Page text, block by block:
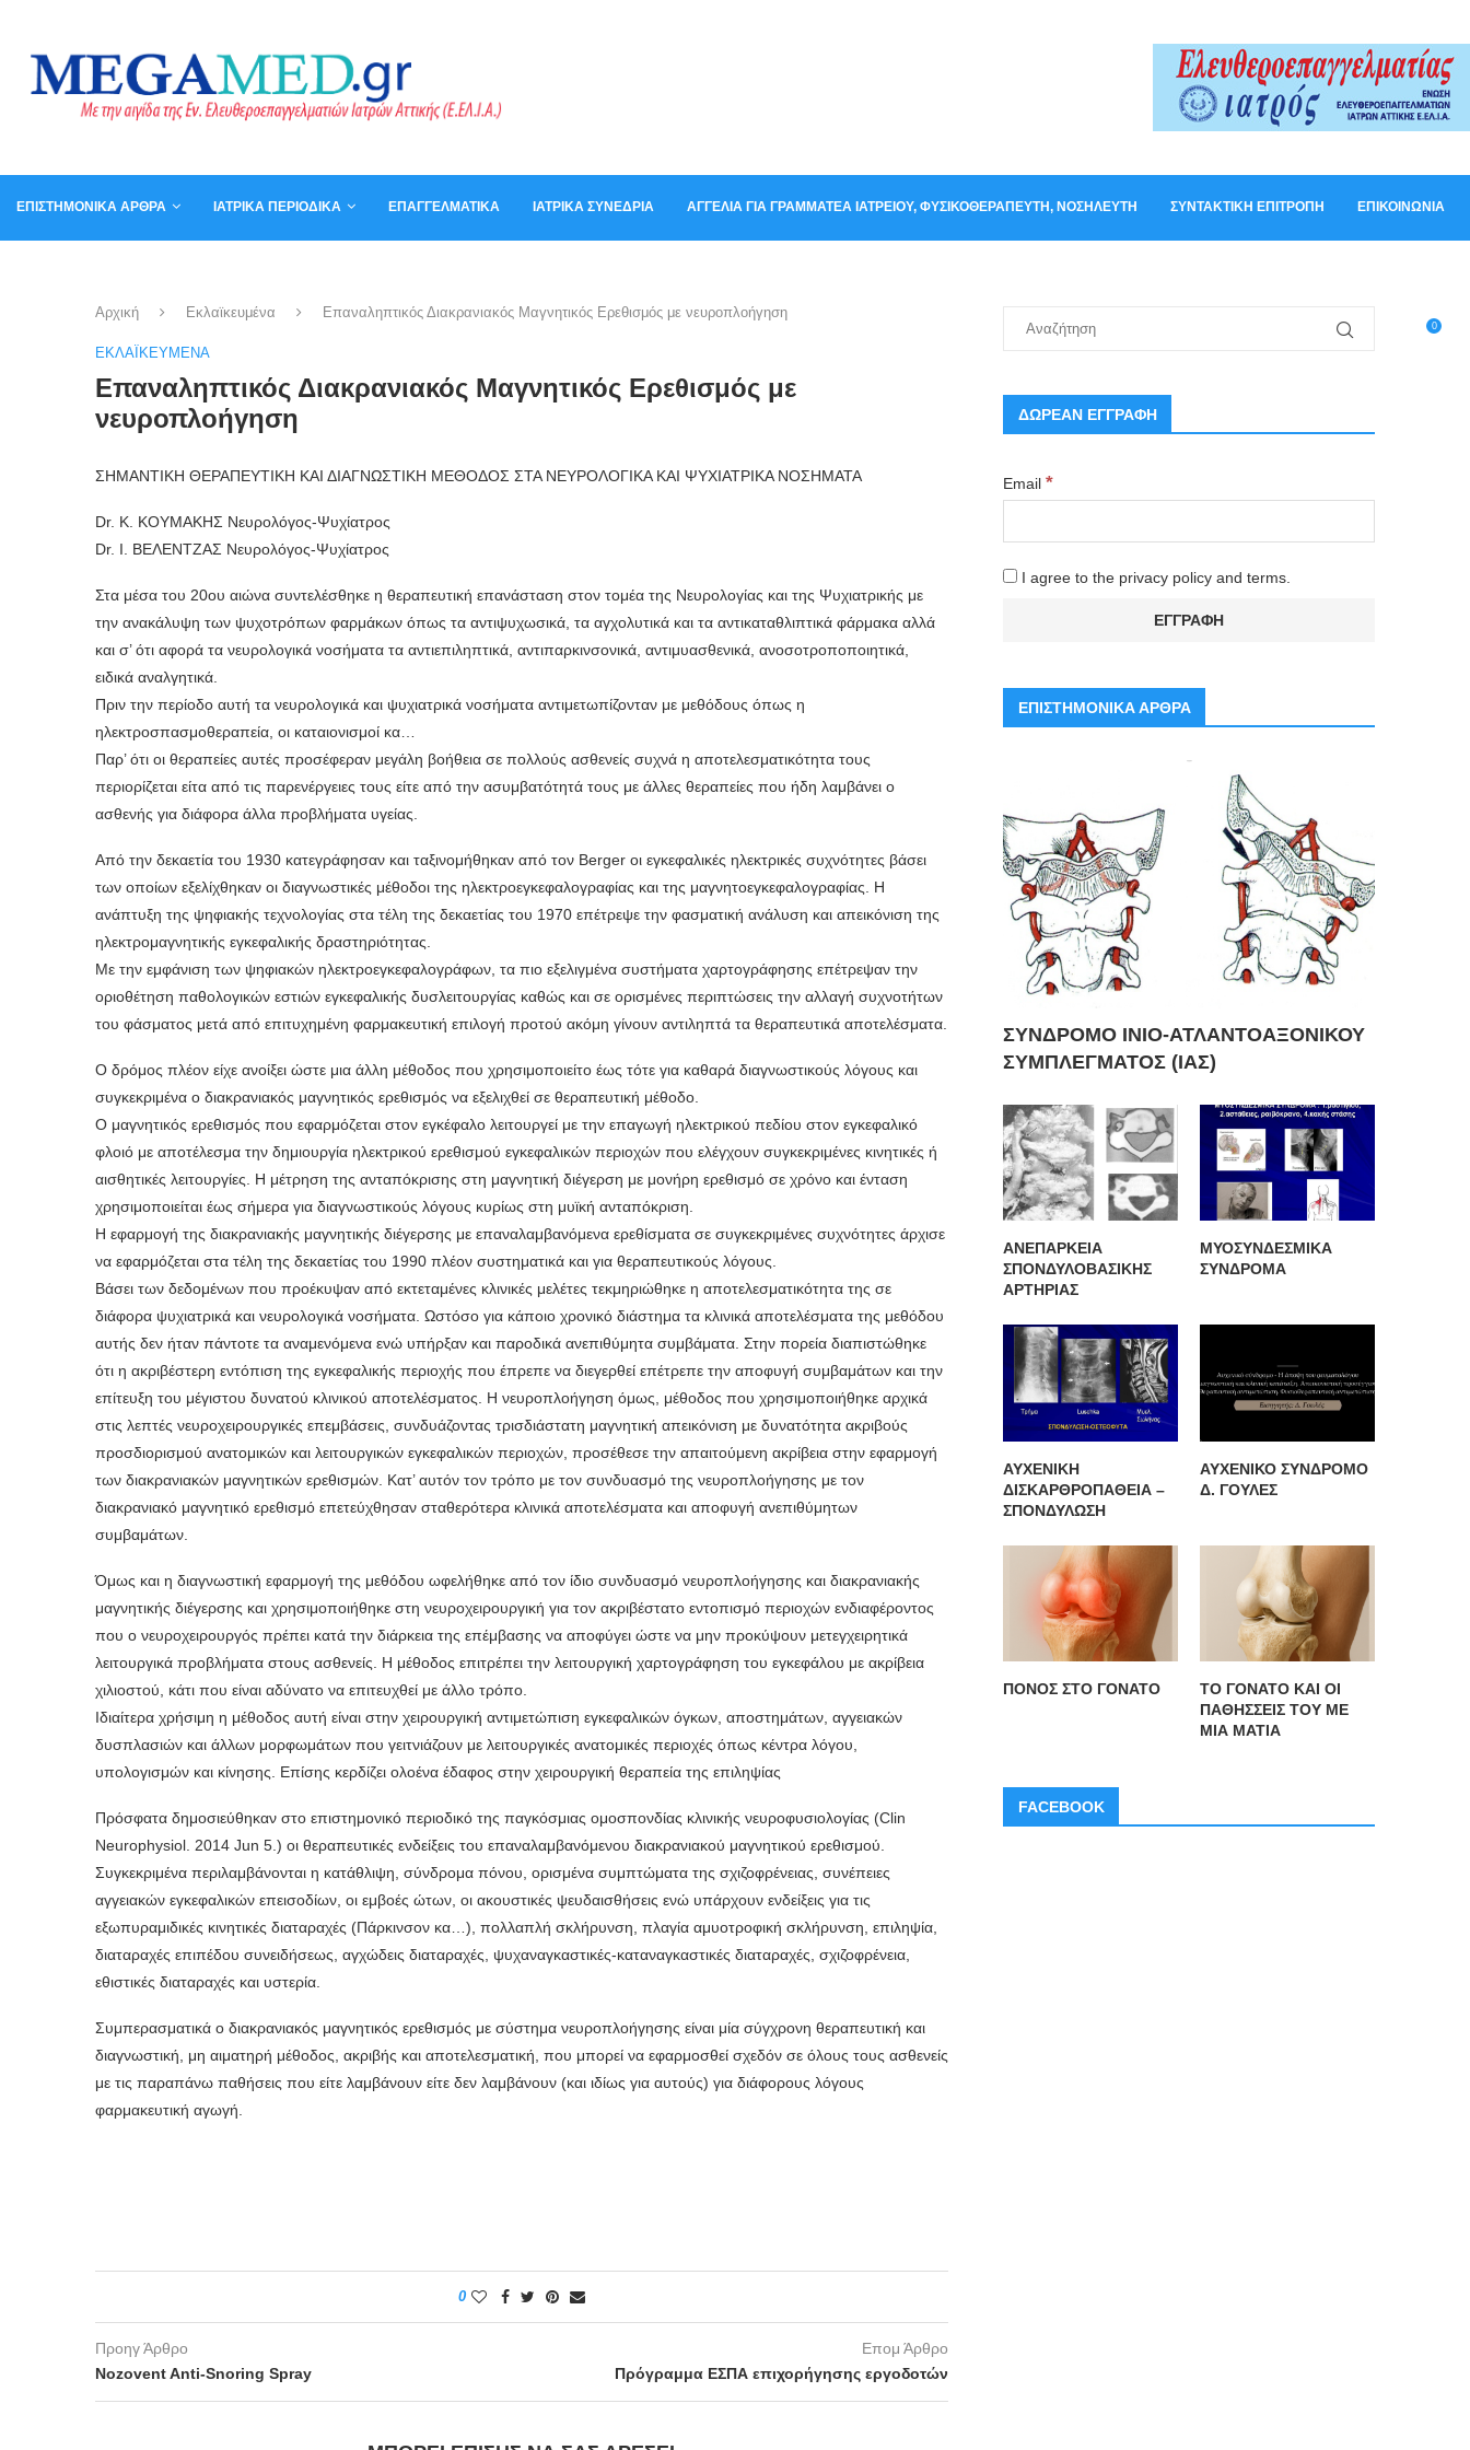
ΕΠΙΣΤΗΜΟΝΙΚΆ ΆΡΘΡΑ ΙΑΤΡΙΚΆ ΠΕΡΙΟΔΙΚΆ ΕΠΑΓΓΕΛΜΑΤΙΚΆ ΙΑΤΡΙΚΆ ΣΥΝΈΔΡΙΑ ΑΓΓΕΛΊΑ ΓΙΑ ΓΡΑΜΜΑΤΈΑ ΙΑΤΡΕΊΟΥ, ΦΥΣΙΚΟΘΕΡΑΠΕΥΤΉ, ΝΟΣΗΛΕΥΤΉ ΣΥΝΤΑΚΤΙΚΉ ΕΠΙΤΡΟΠΉ ΕΠΙΚΟΙΝΩΝΊΑ
0
Αρχική Εκλαϊκευμένα Επαναληπτικός Διακρανιακός Μαγνητικός Ερεθισμός με νευροπλοήγηση
ΕΚΛΑΪΚΕΥΜΈΝΑ
Επαναληπτικός Διακρανιακός Μαγνητικός Ερεθισμός με
νευροπλοήγηση
ΣΗΜΑΝΤΙΚΗ ΘΕΡΑΠΕΥΤΙΚΗ ΚΑΙ ΔΙΑΓΝΩΣΤΙΚΗ ΜΕΘΟΔΟΣ ΣΤΑ ΝΕΥΡΟΛΟΓΙΚΑ ΚΑΙ ΨΥΧΙΑΤΡΙΚΑ ΝΟΣΗΜΑΤΑ
Dr. Κ. ΚΟΥΜΑΚΗΣ Νευρολόγος-Ψυχίατρος
Dr. Ι. ΒΕΛΕΝΤΖΑΣ Νευρολόγος-Ψυχίατρος
Στα μέσα του 20ου αιώνα συντελέσθηκε η θεραπευτική επανάσταση στον τομέα της Νευρολογίας και της Ψυχιατρικής με
την ανακάλυψη των ψυχοτρόπων φαρμάκων όπως τα αντιψυχωσικά, τα αγχολυτικά και τα αντικαταθλιπτικά φάρμακα αλλά
και σ’ ότι αφορά τα νευρολογικά νοσήματα τα αντιεπιληπτικά, αντιπαρκινσονικά, αντιμυασθενικά, ανοσοτροποποιητικά,
ειδικά αναλγητικά.
Πριν την περίοδο αυτή τα νευρολογικά και ψυχιατρικά νοσήματα αντιμετωπίζονταν με μεθόδους όπως η
ηλεκτροσπασμοθεραπεία, οι καταιονισμοί κα…
Παρ’ ότι οι θεραπείες αυτές προσέφεραν μεγάλη βοήθεια σε πολλούς ασθενείς συχνά η αποτελεσματικότητα τους
περιορίζεται είτα από τις παρενέργειες τους είτε από την ασυμβατότητά τους με άλλες θεραπείες που ήδη λαμβάνει ο
ασθενής για διάφορα άλλα προβλήματα υγείας.
Από την δεκαετία του 1930 κατεγράφησαν και ταξινομήθηκαν από τον Berger οι εγκεφαλικές ηλεκτρικές συχνότητες βάσει
των οποίων εξελίχθηκαν οι διαγνωστικές μέθοδοι της ηλεκτροεγκεφαλογραφίας και της μαγνητοεγκεφαλογραφίας. Η
ανάπτυξη της ψηφιακής τεχνολογίας στα τέλη της δεκαετίας του 1970 επέτρεψε την φασματική ανάλυση και απεικόνιση της
ηλεκτρομαγνητικής εγκεφαλικής δραστηριότητας.
Με την εμφάνιση των ψηφιακών ηλεκτροεγκεφαλογράφων, τα πιο εξελιγμένα συστήματα χαρτογράφησης επέτρεψαν την
οριοθέτηση παθολογικών εστιών εγκεφαλικής δυσλειτουργίας καθώς και σε ορισμένες περιπτώσεις την αλλαγή συχνοτήτων
του φάσματος μετά από επιτυχημένη φαρμακευτική επιλογή προτού ακόμη γίνουν αντιληπτά τα θεραπευτικά αποτελέσματα.
Ο δρόμος πλέον είχε ανοίξει ώστε μια άλλη μέθοδος που χρησιμοποιείτο έως τότε για καθαρά διαγνωστικούς λόγους και
συγκεκριμένα ο διακρανιακός μαγνητικός ερεθισμός να εξελιχθεί σε θεραπευτική μέθοδο.
Ο μαγνητικός ερεθισμός που εφαρμόζεται στον εγκέφαλο λειτουργεί με την επαγωγή ηλεκτρικού πεδίου στον εγκεφαλικό
φλοιό με αποτέλεσμα την δημιουργία ηλεκτρικού ερεθισμού εγκεφαλικών περιοχών που ελέγχουν συγκεκριμένες κινητικές ή
αισθητικές λειτουργίες. Η μέτρηση της ανταπόκρισης στη μαγνητική διέγερση με μονήρη ερεθισμό σε χρόνο και ένταση
χρησιμοποιείται έως σήμερα για διαγνωστικούς λόγους κυρίως στη μυϊκή ανταπόκριση.
Η εφαρμογή της διακρανιακής μαγνητικής διέγερσης με επαναλαμβανόμενα ερεθίσματα σε συγκεκριμένες συχνότητες άρχισε
να εφαρμόζεται στα τέλη της δεκαετίας του 1990 πλέον συστηματικά και για θεραπευτικούς λόγους.
Βάσει των δεδομένων που προέκυψαν από εκτεταμένες κλινικές μελέτες τεκμηριώθηκε η αποτελεσματικότητα της σε
διάφορα ψυχιατρικά και νευρολογικά νοσήματα. Ωστόσο για κάποιο χρονικό διάστημα τα κλινικά αποτελέσματα της μεθόδου
αυτής δεν ήταν πάντοτε τα αναμενόμενα ενώ υπήρξαν και παροδικά ανεπιθύμητα συμβάματα. Στην πορεία διαπιστώθηκε
ότι η ακριβέστερη εντόπιση της εγκεφαλικής περιοχής που έπρεπε να διεγερθεί επέτρεπε την αποφυγή συμβαμάτων και την
επίτευξη του μέγιστου δυνατού κλινικού αποτελέσματος. Η νευροπλοήγηση όμως, μέθοδος που χρησιμοποιήθηκε αρχικά
στις λεπτές νευροχειρουργικές επεμβάσεις, συνδυάζοντας τρισδιάστατη μαγνητική απεικόνιση με δυνατότητα ακριβούς
προσδιορισμού ανατομικών και λειτουργικών εγκεφαλικών περιοχών, προσέθεσε την απαιτούμενη ακρίβεια στην εφαρμογή
των διακρανιακών μαγνητικών ερεθισμών. Κατ’ αυτόν τον τρόπο με τον συνδυασμό της νευροπλοήγησης με τον
διακρανιακό μαγνητικό ερεθισμό επετεύχθησαν σταθερότερα κλινικά αποτελέσματα και αποφυγή ανεπιθύμητων
συμβαμάτων.
Όμως και η διαγνωστική εφαρμογή της μεθόδου ωφελήθηκε από τον ίδιο συνδυασμό νευροπλοήγησης και διακρανιακής
μαγνητικής διέγερσης και χρησιμοποιήθηκε στη νευροχειρουργική για τον ακριβέστατο εντοπισμό περιοχών ενδιαφέροντος
που ο νευροχειρουργός πρέπει κατά την διάρκεια της επέμβασης να αποφύγει ώστε να μην προκύψουν μετεγχειρητικά
λειτουργικά προβλήματα στους ασθενείς. Η μέθοδος επιτρέπει την λειτουργική χαρτογράφηση του εγκεφάλου με ακρίβεια
χιλιοστού, κάτι που είναι αδύνατο να επιτευχθεί με άλλο τρόπο.
Ιδιαίτερα χρήσιμη η μέθοδος αυτή είναι στην χειρουργική αντιμετώπιση εγκεφαλικών όγκων, αποστημάτων, αγγειακών
δυσπλασιών και άλλων μορφωμάτων που γειτνιάζουν με λειτουργικές ανατομικές περιοχές όπως κέντρα λόγου,
υπολογισμών και κίνησης. Επίσης κερδίζει ολοένα έδαφος στην χειρουργική θεραπεία της επιληψίας
Πρόσφατα δημοσιεύθηκαν στο επιστημονικό περιοδικό της παγκόσμιας ομοσπονδίας κλινικής νευροφυσιολογίας (Clin
Neurophysiol. 2014 Jun 5.) οι θεραπευτικές ενδείξεις του επαναλαμβανόμενου διακρανιακού μαγνητικού ερεθισμού.
Συγκεκριμένα περιλαμβάνονται η κατάθλιψη, σύνδρομα πόνου, ορισμένα συμπτώματα της σχιζοφρένειας, συνέπειες
αγγειακών εγκεφαλικών επεισοδίων, οι εμβοές ώτων, οι ακουστικές ψευδαισθήσεις ενώ υπάρχουν ενδείξεις για τις
εξωπυραμιδικές κινητικές διαταραχές (Πάρκινσον κα…), πολλαπλή σκλήρυνση, πλαγία αμυοτροφική σκλήρυνση, επιληψία,
διαταραχές επιπέδου συνειδήσεως, αγχώδεις διαταραχές, ψυχαναγκαστικές-καταναγκαστικές διαταραχές, σχιζοφρένεια,
εθιστικές διαταραχές και υστερία.
Συμπερασματικά ο διακρανιακός μαγνητικός ερεθισμός με σύστημα νευροπλοήγησης είναι μία σύγχρονη θεραπευτική και
διαγνωστική, μη αιματηρή μέθοδος, ακριβής και αποτελεσματική, που μπορεί να εφαρμοσθεί σχεδόν σε όλους τους ασθενείς
με τις παραπάνω παθήσεις που είτε λαμβάνουν είτε δεν λαμβάνουν (και ιδίως για αυτούς) για διάφορους λόγους
φαρμακευτική αγωγή.
0
Προηγ Άρθρο
Nozovent Anti-Snoring Spray
Επομ Άρθρο
Πρόγραμμα ΕΣΠΑ επιχορήγησης εργοδοτών
ΔΩΡΕΑΝ ΕΓΓΡΑΦΗ
Email *
I agree to the privacy policy and terms.
ΕΠΙΣΤΗΜΟΝΙΚΑ ΑΡΘΡΑ
ΣΥΝΔΡΟΜΟ ΙΝΙΟ-ΑΤΛΑΝΤΟΑΞΟΝΙΚΟΥ
ΣΥΜΠΛΕΓΜΑΤΟΣ (ΙΑΣ)
ΑΝΕΠΑΡΚΕΙΑ
ΣΠΟΝΔΥΛΟΒΑΣΙΚΗΣ
ΑΡΤΗΡΙΑΣ
ΜΥΟΣΥΝΔΕΣΜΙΚΑ
ΣΥΝΔΡΟΜΑ
ΑΥΧΕΝΙΚΗ
ΔΙΣΚΑΡΘΡΟΠΑΘΕΙΑ –
ΣΠΟΝΔΥΛΩΣΗ
ΑΥΧΕΝΙΚΟ ΣΥΝΔΡΟΜΟ
Δ. ΓΟΥΛΕΣ
ΠΟΝΟΣ ΣΤΟ ΓΟΝΑΤΟ
ΤΟ ΓΟΝΑΤΟ ΚΑΙ ΟΙ
ΠΑΘΗΣΣΕΙΣ ΤΟΥ ΜΕ
ΜΙΑ ΜΑΤΙΑ
FACEBOOK